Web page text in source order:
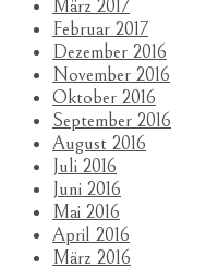
März 2017
Februar 2017
Dezember 2016
November 2016
Oktober 2016
September 2016
August 2016
Juli 2016
Juni 2016
Mai 2016
April 2016
März 2016